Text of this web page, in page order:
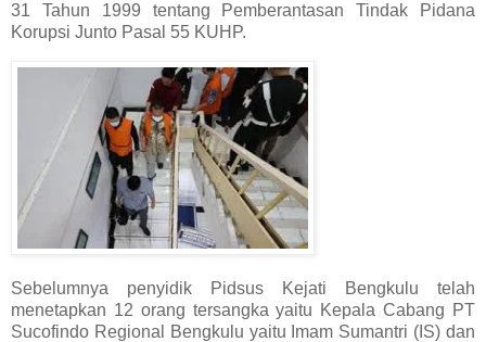
31 Tahun 1999 tentang Pemberantasan Tindak Pidana
Korupsi Junto Pasal 55 KUHP.
Sebelumnya penyidik Pidsus Kejati Bengkulu telah
menetapkan 12 orang tersangka yaitu Kepala Cabang PT
Sucofindo Regional Bengkulu yaitu Imam Sumantri (IS) dan